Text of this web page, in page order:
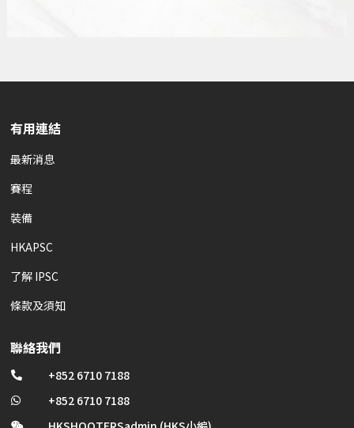
有用連結
最新消息
賽程
裝備
HKAPSC
了解 IPSC
條款及須知
聯絡我們
 +852 6710 7188
 +852 6710 7188
